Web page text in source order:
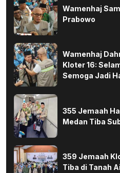
Wamenhaj
Prabowo
Wamenhaj
Kloter 16:
Semoga Jadi
355 Jemaah
Medan Tiba
359 Jemaah
Tiba di Tanah